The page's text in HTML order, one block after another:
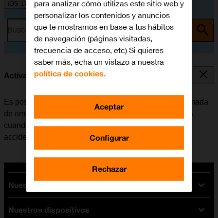
iOS 17
Busca por problema o tema
Activar Llamada después de un accidente grave
Es posible configurar el móvil para que realice una llamada
de emergencia automáticamente a la central de alarma
cuando el móvil registra que el usuario ha tenido un
accidente de tráfico grave.
Nuestras tarifas
Tarifas Orange
Nuestros dispositivos
para analizar cómo utilizas este sitio web y
personalizar los contenidos y anuncios
que te mostramos en base a tus hábitos
de navegación (páginas visitadas,
frecuencia de acceso, etc) Si quieres
saber más, echa un vistazo a nuestra
política de cookies.
Configurar
Rechazar
Aceptar